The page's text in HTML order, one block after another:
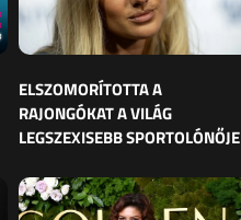
ELSZOMORÍTOTTA A
RAJONGÓKAT A VILÁG
LEGSZEXISEBB SPORTOLÓNŐJE